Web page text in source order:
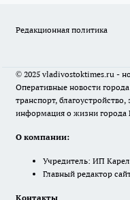
Редакционная политика
© 2025 vladivostoktimes.ru -
Оперативные новости
транспорт,
информация о жизни города
О компании:
Учредитель: ИП
Главный редактор
Контакты